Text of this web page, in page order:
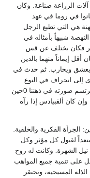
الزراعة صناعة. وكان
في عام 1500 كما كانوا في روما في عهد
هي التي تطبع الرجل
شبيهاً بأمثاله في
فكان يختلف عن قس
إيماناً منهما بالدين
يعشق ويحارب. ثم حدث في
إلى انحراف في النوع
وفي طراز العصر، ونشأ عنه الرجل الذي ترتسم صورته في ذهننا 0حين
كان ألقبيادس إذا رآه
الفكرية والخلقية.
لقبول كل مؤثر وكل
الشهرة. وكانت له روح
على تنمية جميع المواهب
المسيحية، وتحتقر